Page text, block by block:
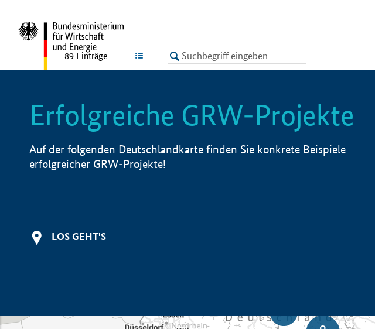
LISTE
89 Einträge
Erfolgreiche GRW-Projekte
Auf der folgenden Deutschlandkarte finden Sie konkrete Beispiele
erfolgreicher GRW-Projekte!
LOS GEHT'S